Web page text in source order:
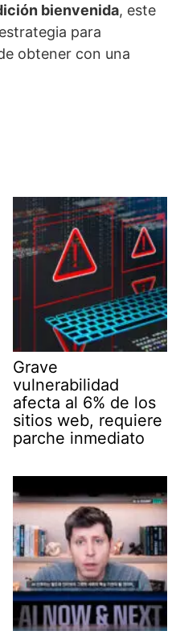
bienvenida, este
para
obtener con una
Grave
vulnerabilidad
afecta al 6% de los
sitios web, requiere
parche inmediato